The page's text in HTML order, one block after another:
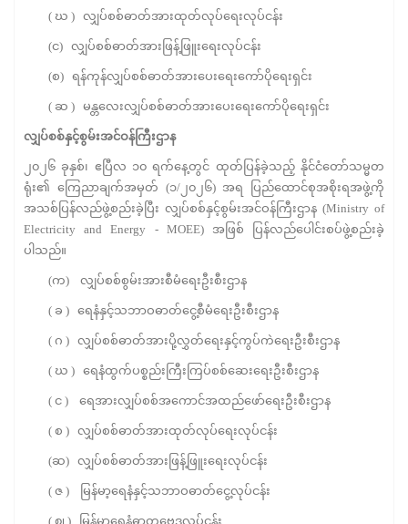
( ဃ ) လျှပ်စစ်ဓာတ်အားထုတ်လုပ်ရေးလုပ်ငန်း
(င) လျှပ်စစ်ဓာတ်အားဖြန့်ဖြူးရေးလုပ်ငန်း
(စ) ရန်ကုန်လျှပ်စစ်ဓာတ်အားပေးရေးကော်ပိုရေးရှင်း
( ဆ ) မန္တလေးလျှပ်စစ်ဓာတ်အားပေးရေးကော်ပိုရေးရှင်း
လျှပ်စစ်နှင့်စွမ်းအင်ဝန်ကြီးဌာန
၂၀၂၆ ခုနှစ်၊ ဧပြီလ ၁၀ ရက်နေ့တွင် ထုတ်ပြန်ခဲ့သည့် နိုင်ငံတော်သမ္မတ
ရုံး၏ ကြေညာချက်အမှတ် (၁/၂၀၂၆) အရ ပြည်ထောင်စုအစိုးရအဖွဲ့ကို
အသစ်ပြန်လည်ဖွဲ့စည်းခဲ့ပြီး လျှပ်စစ်နှင့်စွမ်းအင်ဝန်ကြီးဌာန (Ministry of
Electricity and Energy - MOEE) အဖြစ် ပြန်လည်ပေါင်းစပ်ဖွဲ့စည်းခဲ့
ပါသည်။
(က) လျှပ်စစ်စွမ်းအားစီမံရေးဦးစီးဌာန
( ခ ) ရေနံနှင့်သဘာဝဓာတ်ငွေ့စီမံရေးဦးစီးဌာန
( ဂ ) လျှပ်စစ်ဓာတ်အားပို့လွှတ်ရေးနှင့်ကွပ်ကဲရေးဦးစီးဌာန
( ဃ ) ရေနံထွက်ပစ္စည်းကြီးကြပ်စစ်ဆေးရေးဦးစီးဌာန
( င ) ရေအားလျှပ်စစ်အကောင်အထည်ဖော်ရေးဦးစီးဌာန
( စ ) လျှပ်စစ်ဓာတ်အားထုတ်လုပ်ရေးလုပ်ငန်း
(ဆ) လျှပ်စစ်ဓာတ်အားဖြန့်ဖြူးရေးလုပ်ငန်း
( ဇ ) မြန်မာ့ရေနံနှင့်သဘာဝဓာတ်ငွေ့လုပ်ငန်း
( ဈ ) မြန်မာ့ရေနံဓာတုဗေဒလုပ်ငန်း